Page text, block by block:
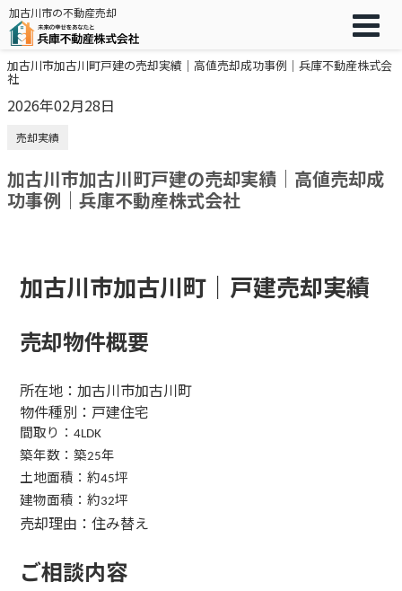
加古川市の不動産売却
加古川市加古川町戸建の売却実績｜高値売却成功事例｜兵庫不動産株式会
社
2026年02月28日
売却実績
加古川市加古川町戸建の売却実績｜高値売却成
功事例｜兵庫不動産株式会社
加古川市加古川町｜戸建売却実績
売却物件概要
所在地：加古川市加古川町
物件種別：戸建住宅
間取り：4LDK
築年数：築25年
土地面積：約45坪
建物面積：約32坪
売却理由：住み替え
ご相談内容